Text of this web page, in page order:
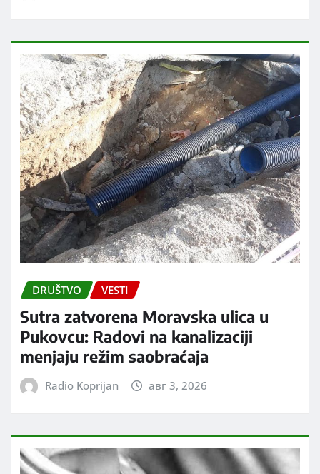
DRUŠTVO VESTI
Sutra zatvorena Moravska ulica u
Pukovcu: Radovi na kanalizaciji
menjaju režim saobraćaja
Radio Koprijan авг 3, 2026